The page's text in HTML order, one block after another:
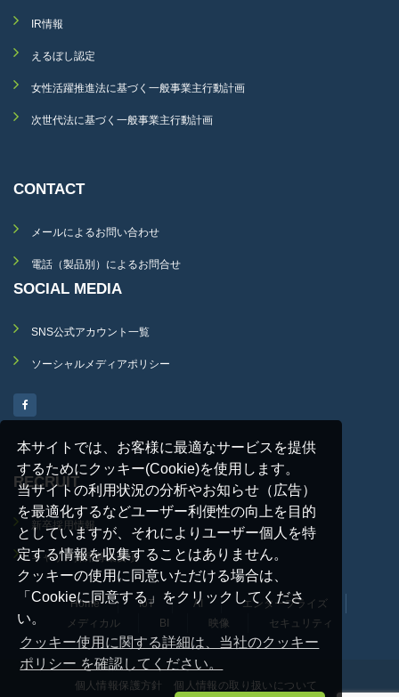
本サイトでは、お客様に最適なサービスを提供
するためにクッキー(Cookie)を使用します。
当サイトの利用状況の分析やお知らせ（広告）
を最適化するなどユーザー利便性の向上を目的
としていますが、それによりユーザー個人を特
定する情報を収集することはありません。
クッキーの使用に同意いただける場合は、
「Cookieに同意する」をクリックしてくださ
い。
クッキー使用に関する詳細は、当社のクッキー
ポリシー を確認してください。
IR情報
えるぼし認定
女性活躍推進法に基づく一般事業主行動計画
次世代法に基づく一般事業主行動計画
CONTACT
メールによるお問い合わせ
電話（製品別）によるお問合せ
SOCIAL MEDIA
SNS公式アカウント一覧
ソーシャルメディアポリシー
RECRUIT
新卒採用情報
キャリア採用募集要項
Home IoT AI
エンタープライズ
メディカル
BI 映像 セキュリティ
個人情報保護方針 個人情報の取り扱いについて